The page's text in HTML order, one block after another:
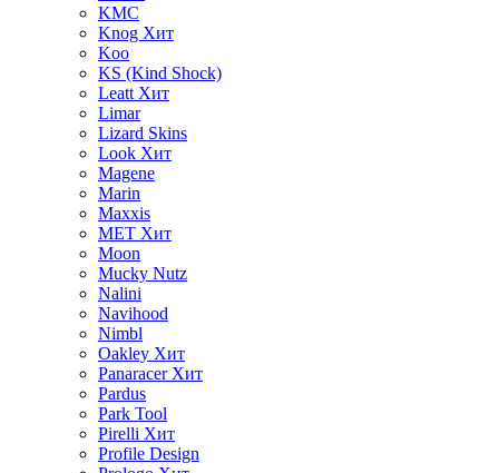
KMC
Knog Хит
Koo
KS (Kind Shock)
Leatt Хит
Limar
Lizard Skins
Look Хит
Magene
Marin
Maxxis
MET Хит
Moon
Mucky Nutz
Nalini
Navihood
Nimbl
Oakley Хит
Panaracer Хит
Pardus
Park Tool
Pirelli Хит
Profile Design